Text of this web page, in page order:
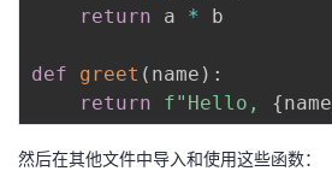
return a * b
def greet ( name ) :
return
f"Hello, {name
然后在其他文件中导入和使用这些函数：